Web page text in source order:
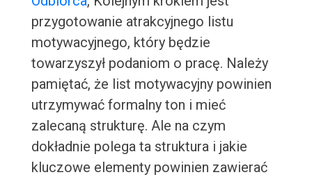
przygotowanie atrakcyjnego listu
motywacyjnego, który będzie
towarzyszył podaniom o pracę. Należy
pamiętać, że list motywacyjny powinien
utrzymywać formalny ton i mieć
zalecaną strukturę. Ale na czym
dokładnie polega ta struktura i jakie
kluczowe elementy powinien zawierać